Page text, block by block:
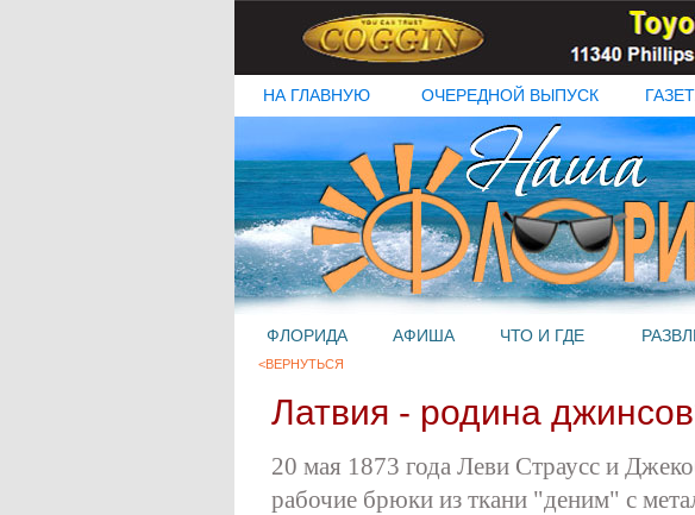
НА ГЛАВНУЮ ОЧЕРЕДНОЙ ВЫПУСК
ФЛОРИДА АФИША ЧТО И ГДЕ
<ВЕРНУТЬСЯ
Латвия - родина
20 мая 1873 года Леви Страусс и
рабочие брюки из ткани "деним" с